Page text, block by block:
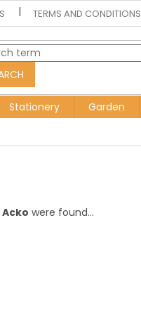
TERMS AND CONDITIONS
Stationery Garden
Acko were found...